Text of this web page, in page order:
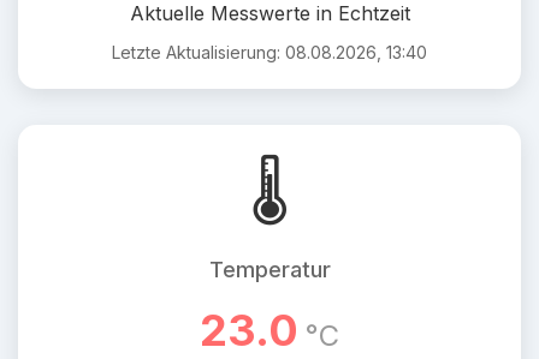
Aktuelle Messwerte in Echtzeit
Letzte Aktualisierung: 08.08.2026, 13:40
🌡️
Temperatur
23.0 °C